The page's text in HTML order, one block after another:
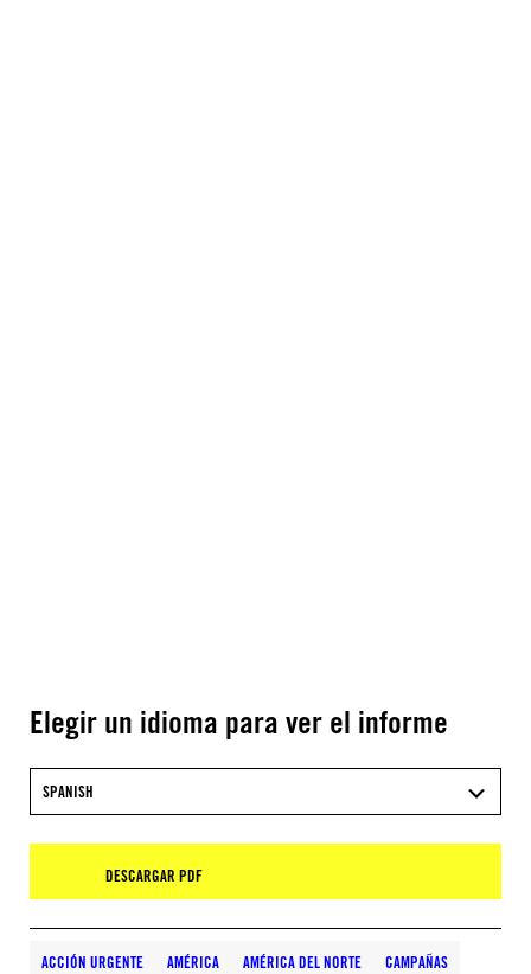
Elegir un idioma para ver el informe
SPANISH
DESCARGAR PDF
ACCIÓN URGENTE AMÉRICA AMÉRICA DEL NORTE CAMPAÑAS